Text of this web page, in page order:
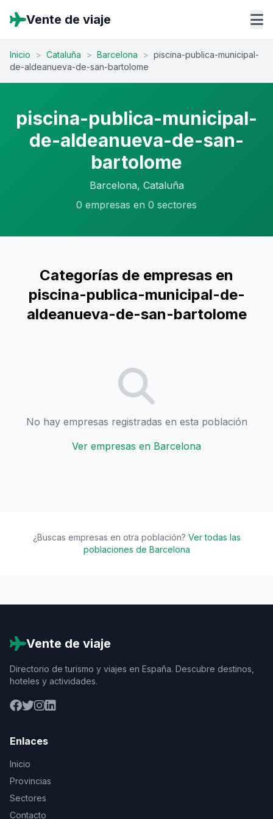
Vente de viaje
Inicio > Cataluña > Barcelona > piscina-publica-municipal-
de-aldeanueva-de-san-bartolome
piscina-publica-municipal-
de-aldeanueva-de-san-
bartolome
Barcelona, Cataluña
0 empresas en 0 sectores
Categorías de empresas en
piscina-publica-municipal-de-
aldeanueva-de-san-bartolome
No hay empresas registradas en esta población
Ver empresas en Barcelona
¿Buscas empresas en otra población? Ver todas las
poblaciones de Barcelona
Vente de viaje
Directorio de turismo y viajes en España. Descubre destinos,
hoteles y actividades.
Enlaces
Inicio
Provincias
Sectores
Contacto